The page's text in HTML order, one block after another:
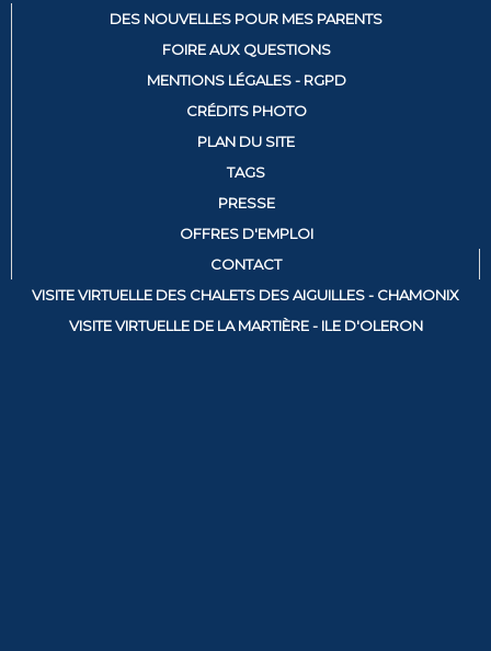
DES NOUVELLES POUR MES PARENTS
FOIRE AUX QUESTIONS
MENTIONS LÉGALES - RGPD
CRÉDITS PHOTO
PLAN DU SITE
TAGS
PRESSE
OFFRES D'EMPLOI
CONTACT
VISITE VIRTUELLE DES CHALETS DES AIGUILLES - CHAMONIX
VISITE VIRTUELLE DE LA MARTIÈRE - ILE D'OLERON